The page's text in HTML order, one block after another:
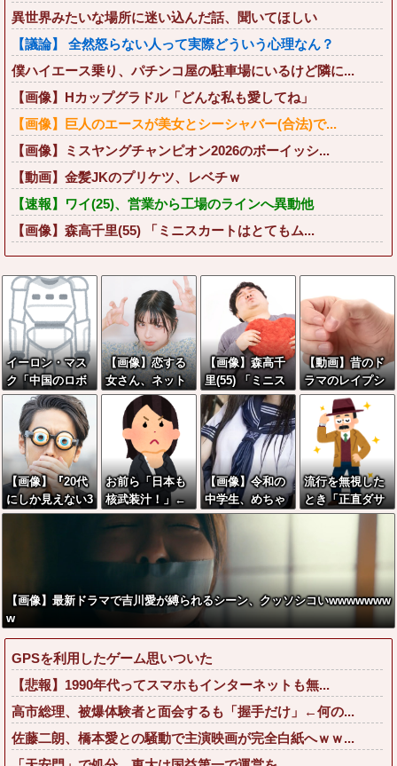
異世界みたいな場所に迷い込んだ話、聞いてほしい
【議論】 全然怒らない人って実際どういう心理なん？
僕ハイエース乗り、パチンコ屋の駐車場にいるけど隣に...
【画像】Hカップグラドル「どんな私も愛してね」
【画像】巨人のエースが美女とシーシャバー(合法)で...
【画像】ミスヤングチャンピオン2026のボーイッシ...
【動画】金髪JKのプリケツ、レベチｗ
【速報】ワイ(25)、営業から工場のラインへ異動他
【画像】森高千里(55) 「ミニスカートはとてもム...
イーロン・マス
ク「中国のロボ
ットはデタラメ
で遠隔操作して
るだけ」
【画像】恋する
女さん、ネット
民が驚愕する大
変身を遂げてし
まう←コレは凄
過ぎるw w w w
w w w w
【画像】森高千
里(55) 「ミニス
カートはとても
ムリよ若い子に
は負けるわ」←
ワイらにはブッ
刺さりまくって
しまうw w w w
w w
【動画】昔のド
ラマのレイプシ
ーン、ガチでア
ウトすぎるｗｗ
ｗｗｗｗｗｗｗ
【画像】『20代
にしか見えない3
0代女子』がこち
お前ら「日本も
核武装汁！」←
１万発の核弾頭
【画像】令和の
中学生、めちゃ
くちゃイチャイ
チャしていた
流行を無視した
とき「正直ダサ
くね？」ってな
るファッション
【画像】最新ドラマで吉川愛が縛られるシーン、クッソシコいwwwwwww
w
GPSを利用したゲーム思いついた
【悲報】1990年代ってスマホもインターネットも無...
高市総理、被爆体験者と面会するも「握手だけ」←何の...
佐藤二朗、橋本愛との騒動で主演映画が完全白紙へｗｗ...